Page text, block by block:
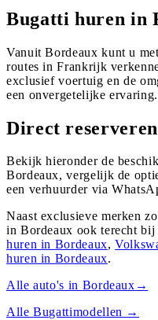
Bugatti huren in
Vanuit Bordeaux kunt u
routes in Frankrijk
exclusief voertuig en de
een onvergetelijke ervaring.
Direct reserveren
Bekijk hieronder de
Bordeaux, vergelijk de
een verhuurder via
Naast exclusieve merken
in Bordeaux ook terecht bij
huren in Bordeaux,
huren in Bordeaux.
Alle auto's in Bordeaux →
AlleBugattimodellen →